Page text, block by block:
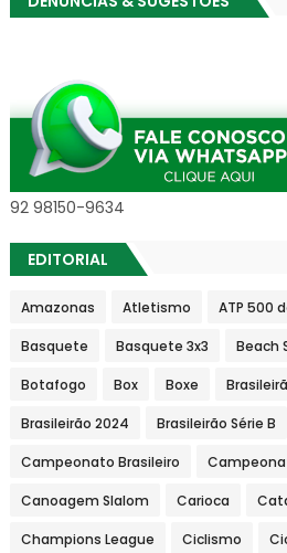
92 98150-9634
EDITORIAL
Amazonas Atletismo ATP 500
Basquete Basquete 3x3 Beach
Botafogo Box Boxe
Brasileirão 2024 Brasileirão Série B
Campeonato Brasileiro
Canoagem Slalom Carioca
Champions League Ciclismo